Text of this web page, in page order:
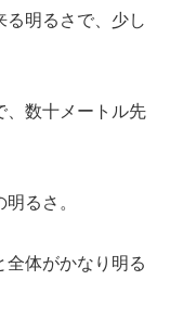
る明るさで、少し
、数十メートル先
るさ。
全体がかなり明る